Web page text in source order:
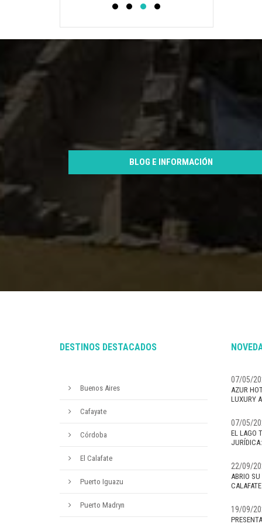
BLOG E INFORMACIÓN
DESTINOS DESTACADOS
Buenos Aires
Cafayate
Córdoba
El Calafate
Puerto Iguazu
Puerto Madryn
07/05/
AZUR
LUXURY
07/05/
EL LAGO
22/09/
ABRIO SU
CALAFATE
19/09/